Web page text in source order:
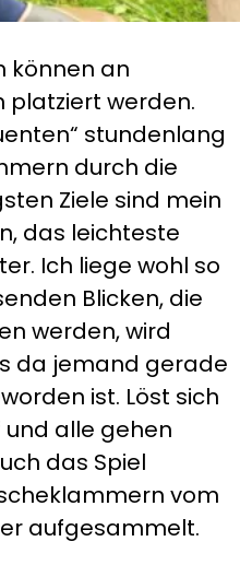
können an
platziert werden.
stundenlang
durch die
Ziele sind mein
das leichteste
Ich liege wohl so
Blicken, die
werden, wird
da jemand gerade
ist. Löst sich
alle gehen
das Spiel
vom
aufgesammelt.